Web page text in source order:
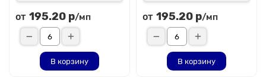
от 195.20 р/мп
В корзину
от 195.20 р/мп
В корзину